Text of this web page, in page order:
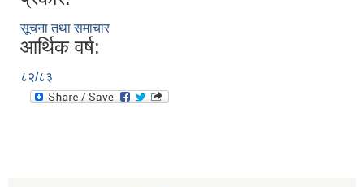
सूचना तथा समाचार
आर्थिक वर्ष:
८२/८३